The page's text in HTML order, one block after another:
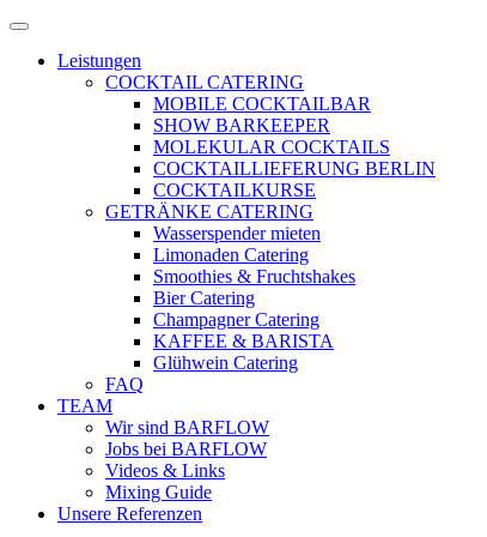
Zum
springen
Menü
öffnenLeistungen
COCKTAIL CATERING
MOBILE COCKTAILBAR
SHOW BARKEEPER
MOLEKULAR COCKTAILS
COCKTAILLIEFERUNG BERLIN
COCKTAILKURSE
GETRÄNKE CATERING
Wasserspender mieten
Limonaden Catering
Smoothies & Fruchtshakes
Bier Catering
Champagner Catering
KAFFEE & BARISTA
Glühwein Catering
FAQ
TEAM
Wir sind BARFLOW
Jobs bei BARFLOW
Videos & Links
Mixing Guide
Unsere Referenzen